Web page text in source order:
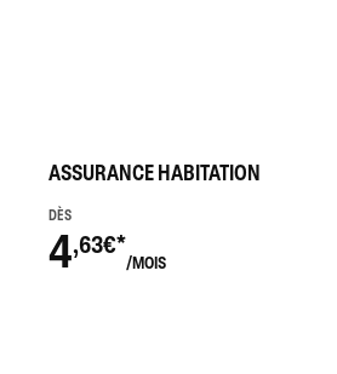
ASSURANCE HABITATION
DÈS
4,63€*
/MOIS